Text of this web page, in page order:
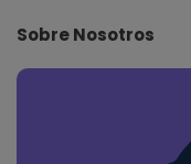
Sobre Nosotros